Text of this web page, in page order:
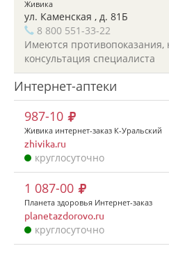
Живика
ул. Каменская , д. 81Б
8 800 551-33-22
Имеются противопоказания,
консультация специалиста
Интернет-аптеки
987-10
Живика интернет-заказ К-Уральский
zhivika.ru
круглосуточно
1 087-00
Планета здоровья Интернет-заказ
planetazdorovo.ru
круглосуточно